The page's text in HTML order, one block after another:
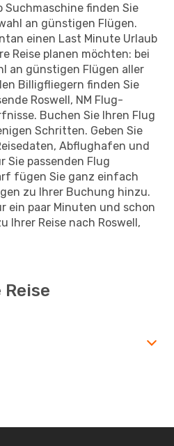
Suchmaschine finden Sie
an günstigen Flügen.
einen Last Minute Urlaub
Reise planen möchten: bei
an günstigen Flügen aller
Billigfliegern finden Sie
Roswell, NM Flug-
Buchen Sie Ihren Flug
Schritten. Geben Sie
Abflughafen und
Sie passenden Flug
fügen Sie ganz einfach
zu Ihrer Buchung hinzu.
ein paar Minuten und schon
Ihrer Reise nach Roswell,
Reise